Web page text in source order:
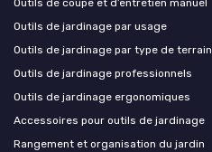
Outils de coupe et d’entretien manuel
Outils de jardinage par usage
Outils de jardinage par type de terrain
Outils de jardinage professionnels
Outils de jardinage ergonomiques
Accessoires pour outils de jardinage
Rangement et organisation du jardin